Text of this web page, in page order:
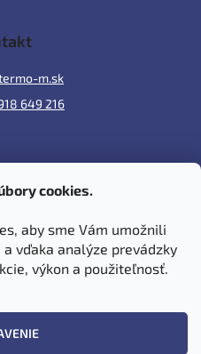
cookies.
aby sme Vám umožnili
vďaka analýze prevádzky
výkon a použiteľnosť.
m.sk
649 216
platby